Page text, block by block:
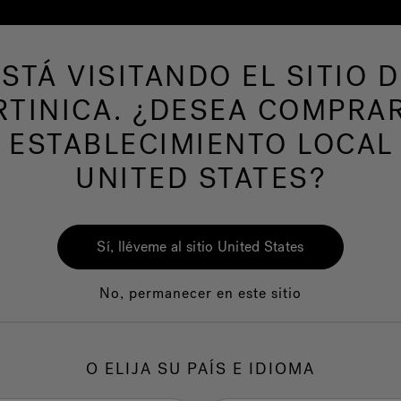
hidromasaje Más productos Nuestra
Servicio al
VISITANDO EL SITIO
¿DESEA
ESTABLECIMIENTO LOCAL
UNITED STATES?
Sí, lléveme al sitio United States
No, permanecer en este sitio
O ELIJA SU PAÍS E IDIOMA